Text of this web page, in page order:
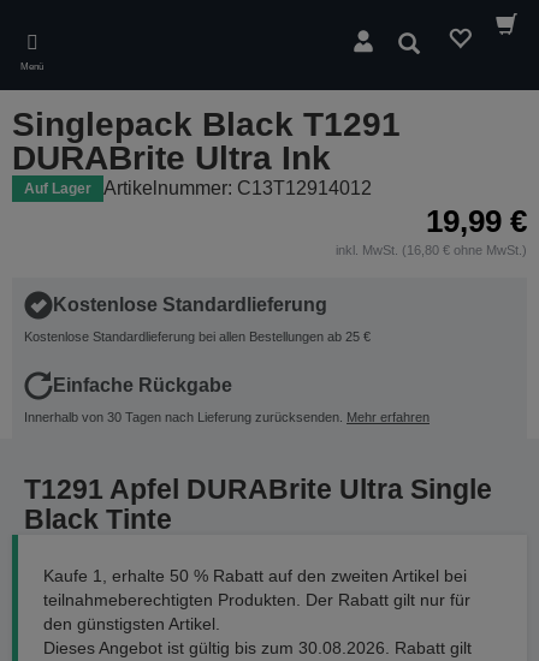
main
content
Menü
Suchen
Singlepack Black T1291
DURABrite Ultra Ink
Auf Lager Artikelnummer: C13T12914012
19,99 €
inkl. MwSt. (16,80 € ohne MwSt.)
Kostenlose Standardlieferung
Kostenlose Standardlieferung bei allen Bestellungen ab 25 €
Einfache Rückgabe
Innerhalb von 30 Tagen nach Lieferung zurücksenden. Mehr erfahren
T1291 Apfel DURABrite Ultra Single
Black Tinte
Kaufe 1, erhalte 50 % Rabatt auf den zweiten Artikel bei
teilnahmeberechtigten Produkten. Der Rabatt gilt nur für
den günstigsten Artikel.
Dieses Angebot ist gültig bis zum 30.08.2026. Rabatt gilt